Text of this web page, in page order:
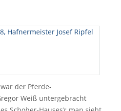
der Pferde-
Weiß untergebracht